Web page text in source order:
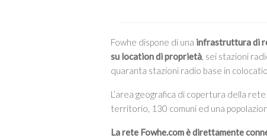
Fowhe dispone di una infrastruttura di
su location di proprietà, sei stazioni
quaranta stazioni radio base in
L’area geografica di copertura della
territorio, 130 comuni ed una
La rete Fowhe.com è direttamente